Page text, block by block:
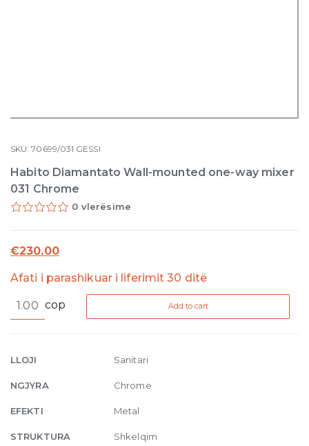
SKU:70699/031 GESSI
Habito Diamantato Wall-mounted one-way mixer
031 Chrome
0 vlerësime
€230.00
Afati i parashikuar i liferimit 30 ditë
Diamantato
one-
mixer
031
quantity
cop Add to cart
LLOJI Sanitari
NGJYRA Chrome
EFEKTI Metal
STRUKTURA Shkelqim